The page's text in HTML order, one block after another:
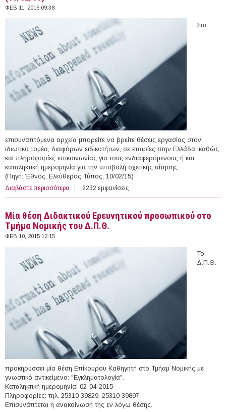
ΦΕΒ 11, 2015 09:38
Στα
επισυναπτόμενα αρχεία μπορείτε να βρείτε θέσεις εργασίας στον
ιδιωτικό τομέα, διαφόρων ειδικοτήτων, σε εταιρίες στην Ελλάδα, καθώς
και πληροφορίες επικοινωνίας για τους ενδιαφερόμενους ή και
καταληκτική ημερομηνία για την υποβολή σχετικής αίτησης.
(Πηγή: Έθνος, Ελεύθερος Τύπος, 10/02/15)
Διαβάστε περισσότερα για Θέσεις εργασίας διαφόρων ειδικοτήτων στην
Ελλάδα (10/02/15)
2232 εμφανίσεις
Μία θέση Διδακτικού Ερευνητικού προσωπικού στο
Τμήμα Νομικής του Δ.Π.Θ.
ΦΕΒ 10, 2015 12:15
Το
Δ.Π.Θ.
προκηρύσσει μία θέση Επίκουρου Καθηγητή στο Τμήαμ Νομικής με
γνωστικό αντικείμενο: "Εγκληματολογία".
Καταληκτική ημερομηνία: 02-04-2015
Πληροφορίες: τηλ. 25310 39829, 25310 39897
Επισυνάπτεται η ανακοίνωση της εν λόγω θέσης.